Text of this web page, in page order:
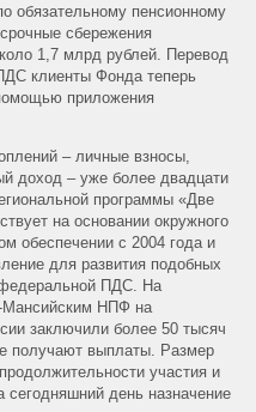
обязательному пенсионному
сбережения
1,7 млрд рублей. Перевод
клиенты Фонда теперь
приложения
– личные взносы,
доход – уже более двадцати
программы «Две
на основании окружного
обеспечении с 2004 года и
для развития подобных
ПДС. На
Мансийским НПФ на
заключили более 50 тысяч
получают выплаты. Размер
участия и
сегодняшний день назначение